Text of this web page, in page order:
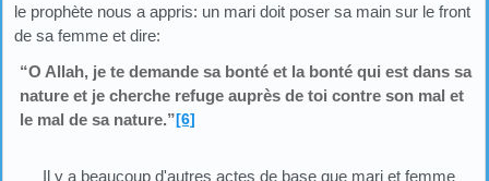
le prophète nous a appris: un mari doit poser sa main sur le front
de sa femme et dire:
“O Allah, je te demande sa bonté et la bonté qui est dans sa
nature et je cherche refuge auprès de toi contre son mal et
le mal de sa nature.”[6]
Il y a beaucoup d'autres actes de base que mari et femme